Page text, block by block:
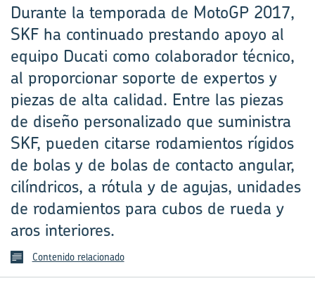
Durante la temporada de MotoGP 2017,
SKF ha continuado prestando apoyo al
equipo Ducati como colaborador técnico,
al proporcionar soporte de expertos y
piezas de alta calidad. Entre las piezas
de diseño personalizado que suministra
SKF, pueden citarse rodamientos rígidos
de bolas y de bolas de contacto angular,
cilíndricos, a rótula y de agujas, unidades
de rodamientos para cubos de rueda y
aros interiores.
Contenido relacionado